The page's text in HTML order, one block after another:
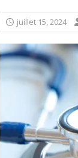
juillet 15, 2024